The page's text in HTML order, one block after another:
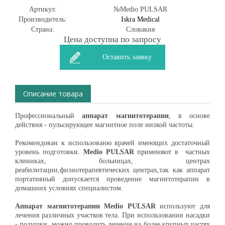
Артикул:
№Medio PULSAR
Производитель:
Iskra Medical
Страна:
Словакия
Цена доступна по запросу
Оставить заявку
Описание товара
Профессиональныйаппарат магнитотерапии, в основе
действия - пульсирующее магнитное поле низкой частоты.
Рекомендован к использованю врачей имеющих достаточный
уровень подготовки. Medio PULSARприменяют в частных
клиниках, больницах, центрах
реабилитации,физиотерапевтических центрах,так как аппарат
портативный допускается проведение магнитотерапии в
домашних условиях специалистом.
Аппарат магнитотерапии Medio PULSARиспользуют для
лечения различных участков тела. При использовании насадки